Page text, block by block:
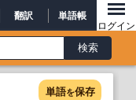
翻訳 単語帳
ログイン
単語を保存